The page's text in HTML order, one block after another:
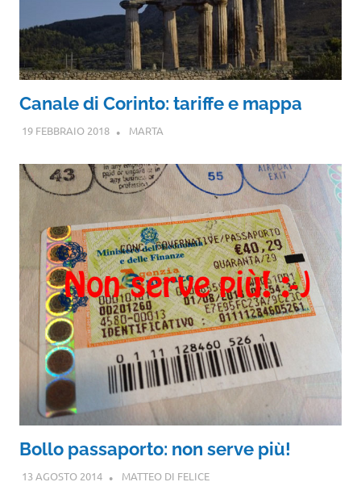
Canale di Corinto: tariffe e mappa
19 FEBBRAIO 2018 MARTA
Bollo passaporto: non serve più!
13 AGOSTO 2014 MATTEO DI FELICE